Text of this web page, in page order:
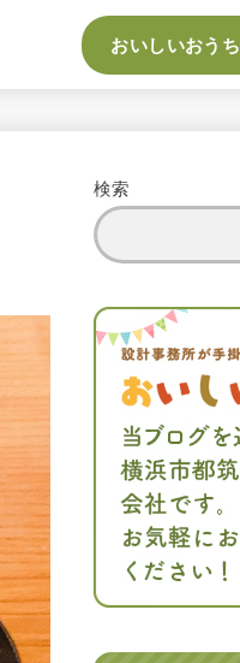
おいしいおうち
検索